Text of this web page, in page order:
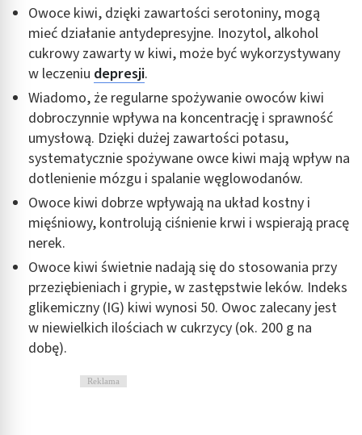
Owoce kiwi, dzięki zawartości serotoniny, mogą
mieć działanie antydepresyjne. Inozytol, alkohol
cukrowy zawarty w kiwi, może być wykorzystywany
w leczeniu depresji.
Wiadomo, że regularne spożywanie owoców kiwi
dobroczynnie wpływa na koncentrację i sprawność
umysłową. Dzięki dużej zawartości potasu,
systematycznie spożywane owce kiwi mają wpływ na
dotlenienie mózgu i spalanie węglowodanów.
Owoce kiwi dobrze wpływają na układ kostny i
mięśniowy, kontrolują ciśnienie krwi i wspierają pracę
nerek.
Owoce kiwi świetnie nadają się do stosowania przy
przeziębieniach i grypie, w zastępstwie leków. Indeks
glikemiczny (IG) kiwi wynosi 50. Owoc zalecany jest
w niewielkich ilościach w cukrzycy (ok. 200 g na
dobę).
Reklama
Wydajność (Performance)
Reklama / śledzenie